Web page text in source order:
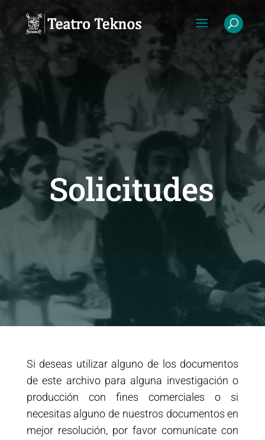
Solicitudes
Si deseas utilizar alguno de los documentos
de este archivo para alguna investigación o
producción con fines comerciales o si
necesitas alguno de nuestros documentos en
mejor resolución, por favor comunícate con